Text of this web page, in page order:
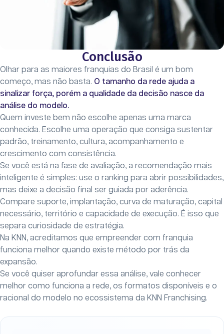
Conclusão
Olhar para as maiores franquias do Brasil é um bom
começo, mas não basta. O tamanho da rede ajuda a
sinalizar força, porém a qualidade da decisão nasce da
análise do modelo.
Quem investe bem não escolhe apenas uma marca
conhecida. Escolhe uma operação que consiga sustentar
padrão, treinamento, cultura, acompanhamento e
crescimento com consistência.
Se você está na fase de avaliação, a recomendação mais
inteligente é simples: use o ranking para abrir possibilidades,
mas deixe a decisão final ser guiada por aderência.
Compare suporte, implantação, curva de maturação, capital
necessário, território e capacidade de execução. É isso que
separa curiosidade de estratégia.
Na KNN, acreditamos que empreender com franquia
funciona melhor quando existe método por trás da
expansão.
Se você quiser aprofundar essa análise, vale conhecer
melhor como funciona a rede, os formatos disponíveis e o
racional do modelo no ecossistema da KNN Franchising.